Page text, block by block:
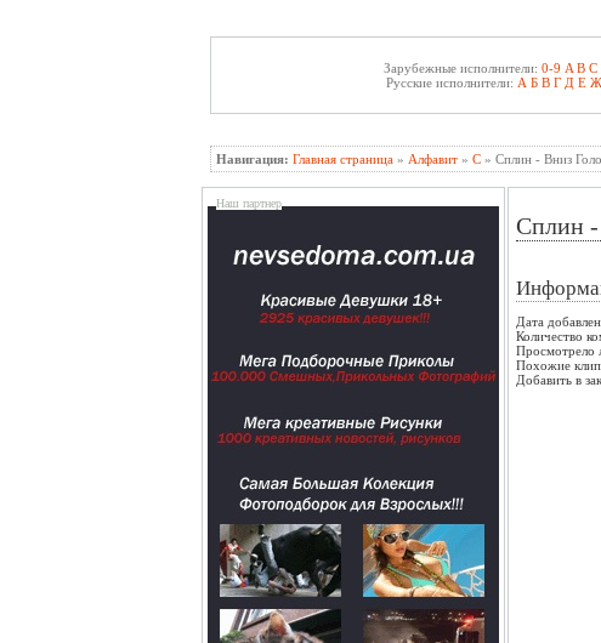
Зарубежные исполнители: 0-9 A B C
Русские исполнители: А Б В Г Д Е Ж
Навигация: Главная страница » Алфавит » С » Сплин - Вниз
Наш партнер
Сплин -
Дата
Количество
Просмотрело
Похожие
Добавить в